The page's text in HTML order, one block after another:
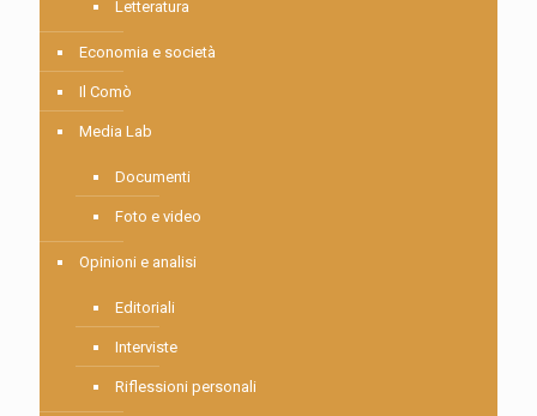
Letteratura
Economia e società
Il Comò
Media Lab
Documenti
Foto e video
Opinioni e analisi
Editoriali
Interviste
Riflessioni personali